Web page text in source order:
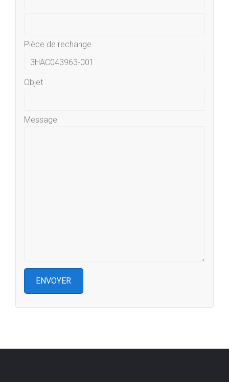
Pièce de rechange
Objet
Message